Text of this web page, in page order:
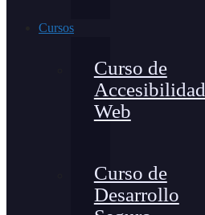
Cursos
Curso de
Accesibilidad
Web
Curso de
Desarrollo